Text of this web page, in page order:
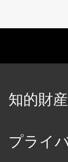
知的財産
プライ